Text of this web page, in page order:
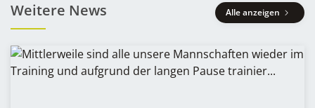
Weitere News Alle anzeigen